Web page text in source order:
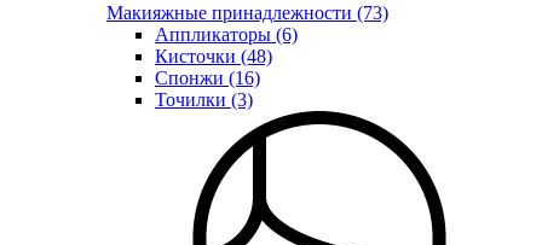
Макияжные принадлежности (73)
Аппликаторы (6)
Кисточки (48)
Спонжи (16)
Точилки (3)